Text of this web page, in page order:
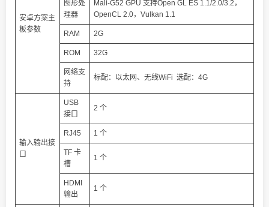
安卓方案主
板参数
图形处
理器
Mali-G52 GPU 支持Open GL ES 1.1/2.0/3.2，
OpenCL 2.0，Vulkan 1.1
RAM 2G
ROM 32G
网络支
持
标配：以太网、无线WiFi 选配：4G
输入输出接
口
USB
接口
2 个
RJ45 1 个
TF 卡
槽
1 个
HDMI
输出
1 个